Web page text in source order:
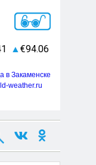
94.06
в Закаменске
weather.ru